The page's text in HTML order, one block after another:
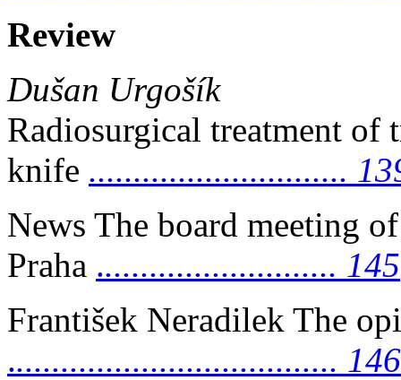
Review
Dušan Urgošík
Radiosurgical treatment of
knife .............................
News The board meeting
Praha ........................... 145
František Neradilek The
..................................... 146